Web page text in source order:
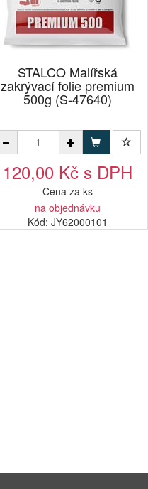
STALCO Malířská
zakrývací folie premium
500g (S-47640)
120,00 Kč s DPH
Cena za ks
na objednávku
Kód: JY62000101